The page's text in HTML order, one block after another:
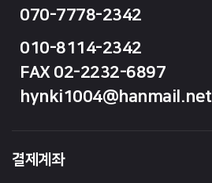
070-7778-2342
010-8114-2342
FAX 02-2232-6897
hynki1004@hanmail.net
결제계좌